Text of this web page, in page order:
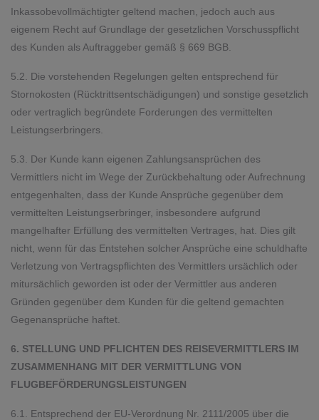
Inkassobevollmächtigter geltend machen, jedoch auch aus
eigenem Recht auf Grundlage der gesetzlichen Vorschusspflicht
des Kunden als Auftraggeber gemäß § 669 BGB.
5.2. Die vorstehenden Regelungen gelten entsprechend für
Stornokosten (Rücktrittsentschädigungen) und sonstige gesetzlich
oder vertraglich begründete Forderungen des vermittelten
Leistungserbringers.
5.3. Der Kunde kann eigenen Zahlungsansprüchen des
Vermittlers nicht im Wege der Zurückbehaltung oder Aufrechnung
entgegenhalten, dass der Kunde Ansprüche gegenüber dem
vermittelten Leistungserbringer, insbesondere aufgrund
mangelhafter Erfüllung des vermittelten Vertrages, hat. Dies gilt
nicht, wenn für das Entstehen solcher Ansprüche eine schuldhafte
Verletzung von Vertragspflichten des Vermittlers ursächlich oder
mitursächlich geworden ist oder der Vermittler aus anderen
Gründen gegenüber dem Kunden für die geltend gemachten
Gegenansprüche haftet.
6. STELLUNG UND PFLICHTEN DES REISEVERMITTLERS IM
ZUSAMMENHANG MIT DER VERMITTLUNG VON
FLUGBEFÖRDERUNGSLEISTUNGEN
6.1. Entsprechend der EU-Verordnung Nr. 2111/2005 über die